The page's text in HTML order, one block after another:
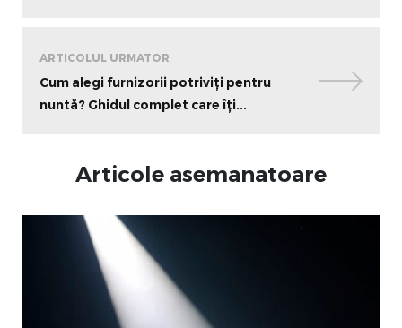
ARTICOLUL URMATOR
Cum alegi furnizorii potriviți pentru
nuntă? Ghidul complet care îți...
Articole asemanatoare